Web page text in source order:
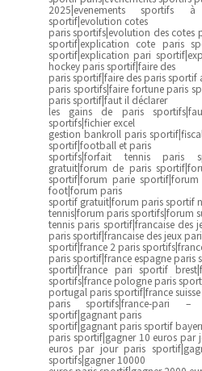
2025|evenements sportifs
sportif|evolution cotes
paris sportifs|evolution des cotes
sportif|explication cote paris
sportif|explication pari
hockey paris sportif|faire des
paris sportif|faire des paris sportif
paris sportifs|faire fortune paris
paris sportif|faut il déclarer
les gains de paris
sportifs|fichier excel
gestion bankroll paris
sportif|football et paris
sportifs|forfait tennis paris
gratuit|forum de paris
sportif|forum parie
foot|forum paris
sportif gratuit|forum paris sportif
tennis|forum paris sportifs|forum
tennis paris sportif|francaise des
paris sportif|francaise des jeux
sportif|france 2 paris
paris sportif|france espagne paris
sportif|france pari sportif
sportifs|france pologne paris
portugal paris sportif|france
paris sportifs|france-pari
sportif|gagnant paris
sportif|gagnant paris sportif
paris sportif|gagner 10 euros par
euros par jour paris
sportifs|gagner 10000